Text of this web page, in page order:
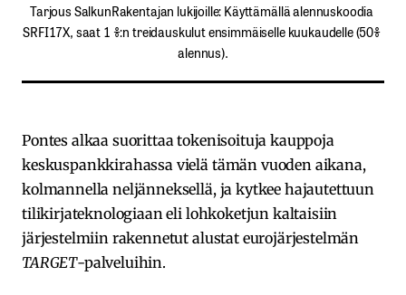
Tarjous SalkunRakentajan lukijoille: Käyttämällä​ ​alennuskoodia​ ​
SRFI17X,​ ​saat​ ​1 %:n treidauskulut​ ​ensimmäiselle​ ​kuukaudelle​ ​(50%​ ​
alennus).
Pontes alkaa suorittaa tokenisoituja kauppoja
keskuspankkirahassa vielä tämän vuoden aikana,
kolmannella neljänneksellä, ja kytkee hajautettuun
tilikirjateknologiaan eli lohkoketjun kaltaisiin
järjestelmiin rakennetut alustat eurojärjestelmän
TARGET-palveluihin.